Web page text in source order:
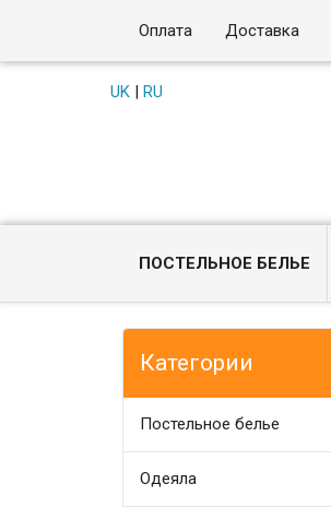
Оплата Доставка
UK| RU
ПОСТЕЛЬНОЕ БЕЛЬЕ
Категории
Постельное белье
Одеяла